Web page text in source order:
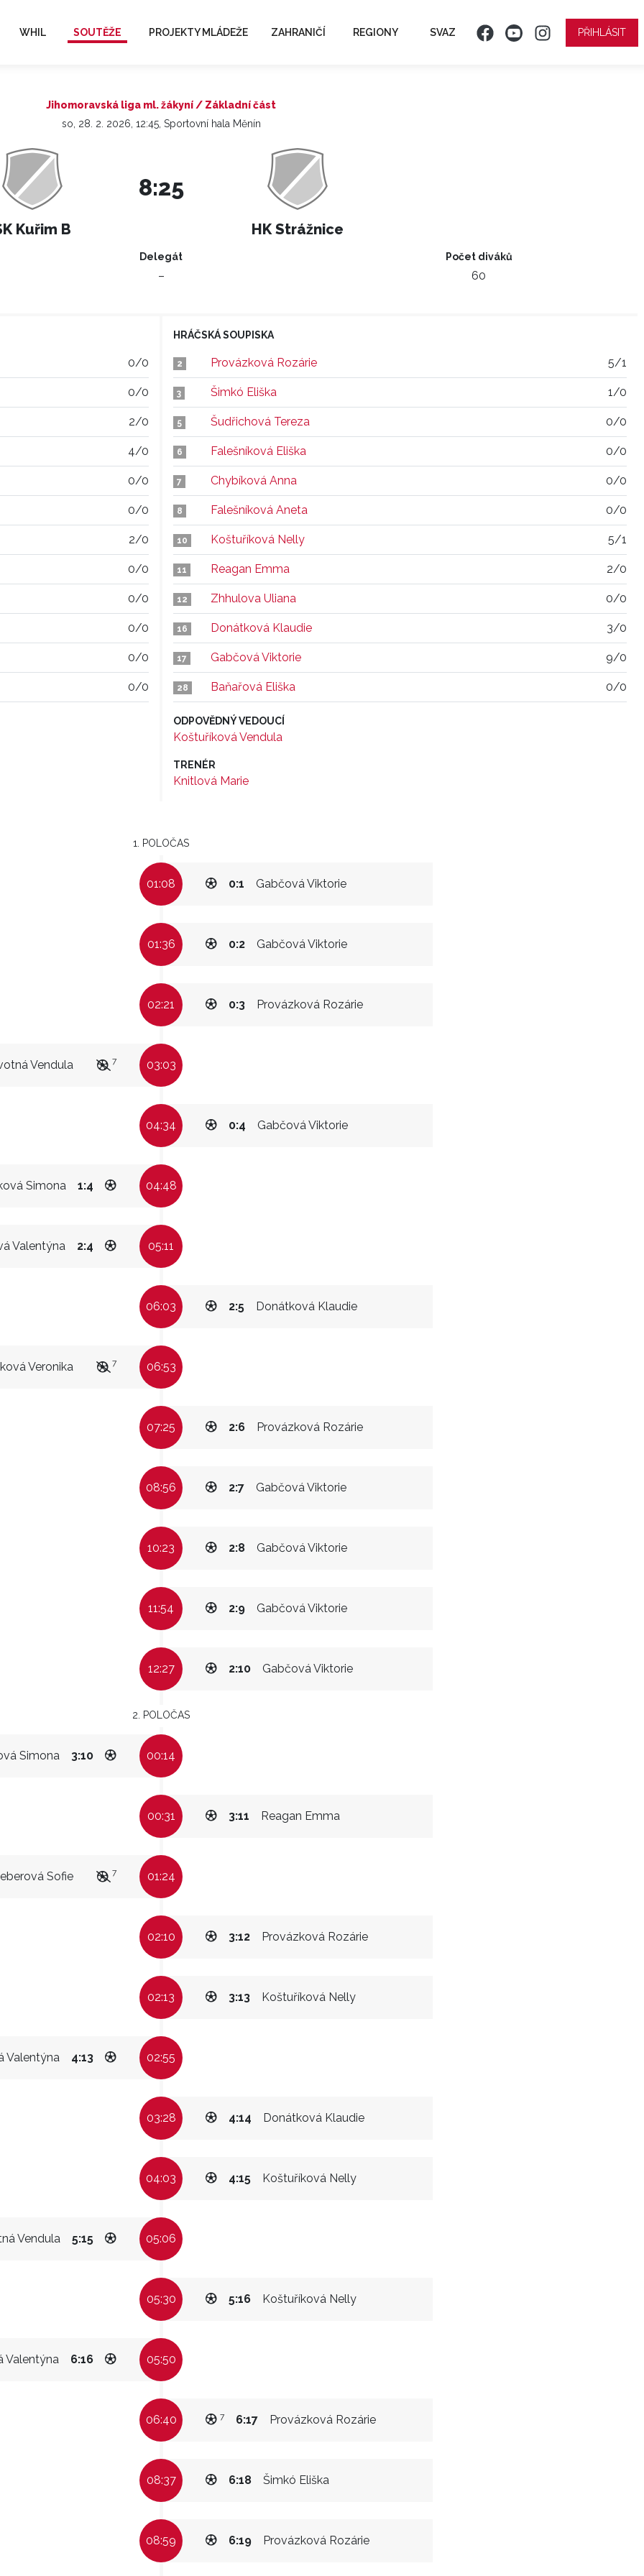
WHIL SOUTĚŽE PROJEKTY MLÁDEŽE ZAHRANIČÍ REGIONY SVAZ PŘIHLÁSIT
Jihomoravská liga ml. žákyní / Základní část
so, 28. 2. 2026, 12:45, Sportovní hala Měnín
Kuřim B
8:25
HK Strážnice
Delegát
–
Počet diváků
60
0/0
0/0
2/0
4/0
0/0
0/0
2/0
0/0
0/0
0/0
0/0
0/0
HRÁČSKÁ SOUPISKA
2 Provázková Rozárie 5/1
3 Šimkó Eliška 1/0
5 Šudřichová Tereza 0/0
6 Falešníková Eliška 0/0
7 Chybíková Anna 0/0
8 Falešníková Aneta 0/0
10 Koštuříková Nelly 5/1
11 Reagan Emma 2/0
12 Zhhulova Uliana 0/0
16 Donátková Klaudie 3/0
17 Gabčová Viktorie 9/0
28 Baňařová Eliška 0/0
ODPOVĚDNÝ VEDOUCÍ
Koštuříková Vendula
TRENÉR
Knitlová Marie
1. POLOČAS
01:08 Gabčová Viktorie
0:1
01:36 Gabčová Viktorie
0:2
02:21 Provázková Rozárie
0:3
Vendula 7 03:03
04:34 Gabčová Viktorie
0:4
Simona 1:4 04:48
Valentýna 2:4 05:11
06:03 Donátková Klaudie
2:5
Veronika 7 06:53
07:25 Provázková Rozárie
2:6
08:56 Gabčová Viktorie
2:7
10:23 Gabčová Viktorie
2:8
11:54 Gabčová Viktorie
2:9
12:27 Gabčová Viktorie
2:10
2. POLOČAS
Simona 3:10 00:14
00:31 Reagan Emma
3:11
Sofie 7 01:24
02:10 Provázková Rozárie
3:12
02:13 Koštuříková Nelly
3:13
Valentýna 4:13 02:55
03:28 Donátková Klaudie
4:14
04:03 Koštuříková Nelly
4:15
Vendula 5:15 05:06
05:30 Koštuříková Nelly
5:16
Valentýna 6:16 05:50
06:40 Provázková Rozárie
6:17
7
08:37 Šimkó Eliška
6:18
08:59 Provázková Rozárie
6:19